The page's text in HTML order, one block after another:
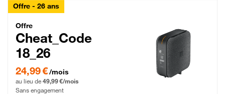
Offre - 26 ans
Cheat_Code Fibre_18_26
Offre
Cheat_Code
18_26
24,99 € par mois pendant 0 mois puis 49,99 € par mois, Sans engagement
24,99 €/mois
au lieu de 49,99 €/mois
Sans engagement